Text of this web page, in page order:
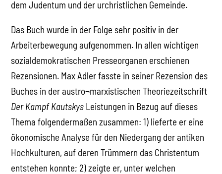
dem Judentum und der urchristlichen Gemeinde.
Das Buch wurde in der Folge sehr positiv in der
Arbeiterbewegung aufgenommen. In allen wichtigen
sozialdemokratischen Presseorganen erschienen
Rezensionen. Max Adler fasste in seiner Rezension des
Buches in der austro¬marxistischen Theoriezeitschrift
Der Kampf Kautskys Leistungen in Bezug auf dieses
Thema folgendermaßen zusammen: 1) lieferte er eine
ökonomische Analyse für den Niedergang der antiken
Hochkulturen, auf deren Trümmern das Christentum
entstehen konnte; 2) zeigte er, unter welchen